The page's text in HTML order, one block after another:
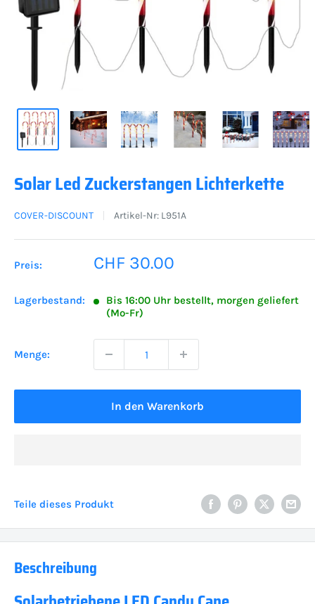
Solar Led Zuckerstangen Lichterkette
COVER-DISCOUNT Artikel-Nr: L951A
Preis: Sonderpreis
CHF 30.00
Lagerbestand:
Bis 16:00 Uhr bestellt, morgen geliefert
(Mo-Fr)
Menge:
In den Warenkorb
Teile dieses Produkt
Beschreibung